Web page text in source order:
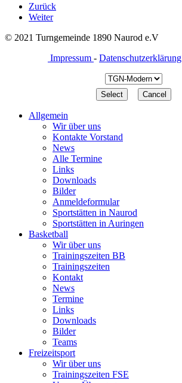
Zurück
Weiter
© 2021 Turngemeinde 1890 Naurod e.V
Impressum - Datenschutzerklärung
Allgemein
Wir über uns
Kontakte Vorstand
News
Alle Termine
Links
Downloads
Bilder
Anmeldeformular
Sportstätten in Naurod
Sportstätten in Auringen
Basketball
Wir über uns
Trainingszeiten BB
Trainingszeiten
Kontakt
News
Termine
Links
Downloads
Bilder
Teams
Freizeitsport
Wir über uns
Trainingszeiten FSE